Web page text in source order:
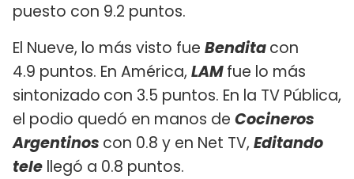
puesto con 9.2 puntos.
El Nueve, lo más visto fue Benditacon
4.9 puntos. En América, LAMfue lo más
sintonizado con 3.5 puntos. En la TV Pública,
el podio quedó en manos de Cocineros
Argentinos con 0.8 y en Net TV, Editando
tele llegó a 0.8 puntos.